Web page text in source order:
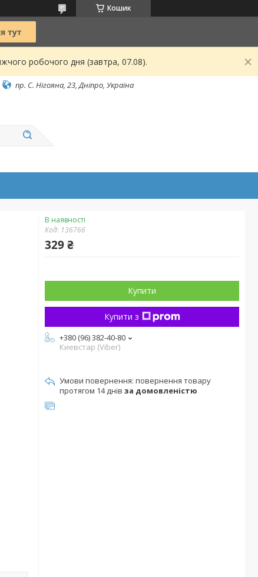
Кошик
робочого дня (завтра, 07.08).
пр. С. Нігояна, 23, Дніпро, Україна
В наявності
Код: 136766
329 ₴
Купити
Купити з
+380 (96) 382-40-80
Киевстар (Viber)
повернення товару
протягом 14 днів за домовленістю